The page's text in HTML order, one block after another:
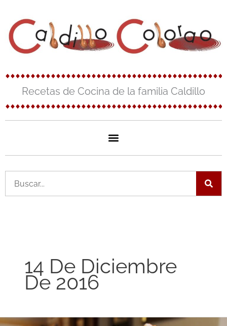
contenido
Recetas de Cocina de la familia Caldillo
Buscar
14 De Diciembre
De 2016